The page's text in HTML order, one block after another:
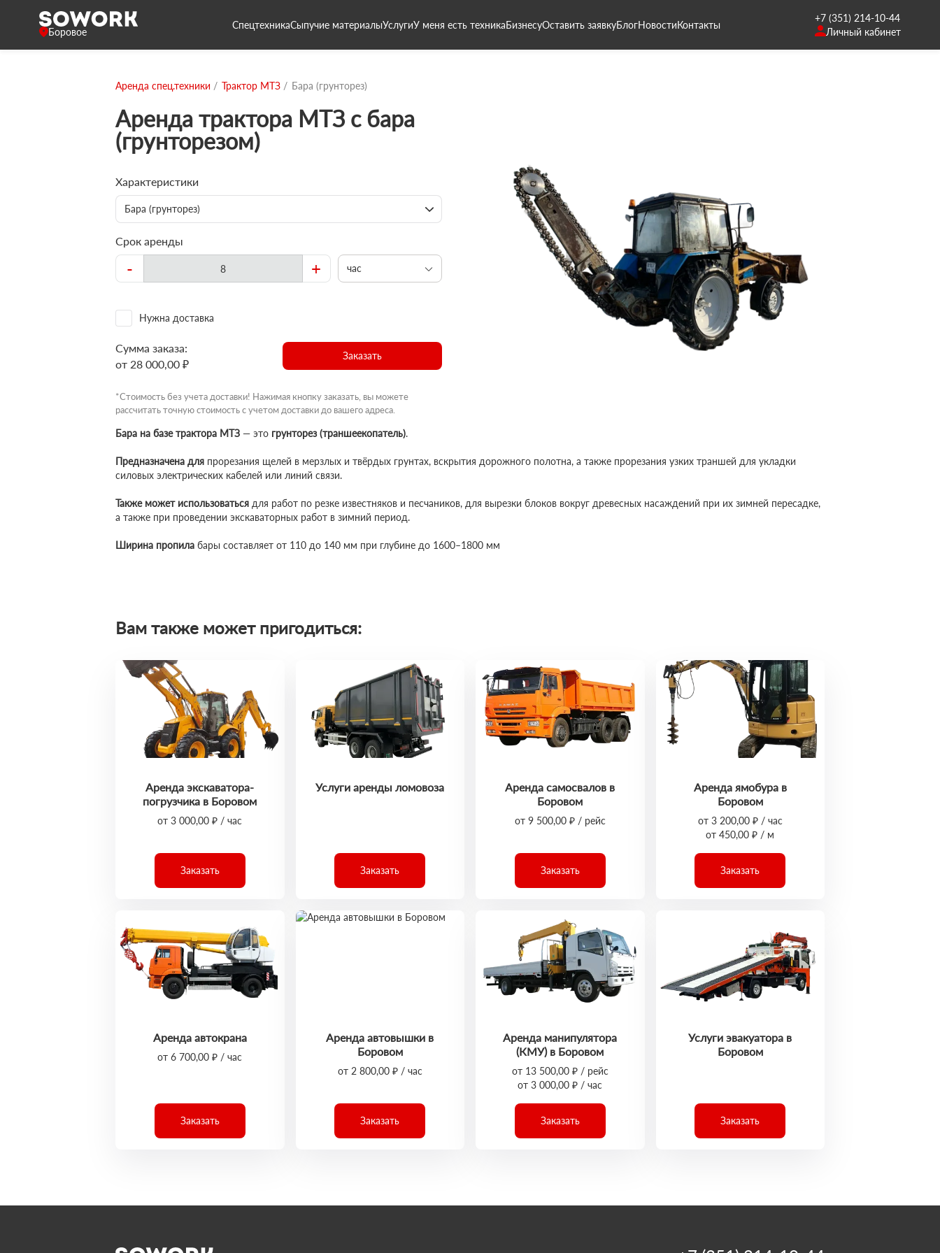
Боровое
СпецтехникаСыпучие материалыУслугиУ меня есть техникаБизнесуОставить заявкуБлогНовостиКонтакты
+7 (351) 214-10-44
Личный кабинет
Аренда спец.техники Трактор МТЗ Бара (грунторез)
Аренда трактора МТЗ с бара
(грунторезом)
Характеристики
Бара (грунторез)
Срок аренды
- + час
Нужна доставка
Сумма заказа:
от 28 000,00 ₽
Заказать
*Стоимость без учета доставки! Нажимая кнопку заказать, вы можете
рассчитать точную стоимость с учетом доставки до вашего адреса.
Бара на базе трактора МТЗ — это грунторез (траншеекопатель).
Предназначена для прорезания щелей в мерзлых и твёрдых грунтах, вскрытия дорожного полотна, а также прорезания узких траншей для укладки
силовых электрических кабелей или линий связи.
Также может использоваться для работ по резке известняков и песчаников, для вырезки блоков вокруг древесных насаждений при их зимней пересадке,
а также при проведении экскаваторных работ в зимний период.
Ширина пропила бары составляет от 110 до 140 мм при глубине до 1600–1800 мм
Вам также может пригодиться:
Аренда экскаватора-
погрузчика в Боровом
от 3 000,00 ₽ / час
Заказать
Услуги аренды ломовоза
Заказать
Аренда самосвалов в
Боровом
от 9 500,00 ₽ / рейс
Заказать
Аренда ямобура в
Боровом
от 3 200,00 ₽ / час
от 450,00 ₽ / м
Заказать
Аренда автокрана
от 6 700,00 ₽ / час
Заказать
Аренда автовышки в
Боровом
от 2 800,00 ₽ / час
Заказать
Аренда манипулятора
(КМУ) в Боровом
от 13 500,00 ₽ / рейс
от 3 000,00 ₽ / час
Заказать
Услуги эвакуатора в
Боровом
Заказать